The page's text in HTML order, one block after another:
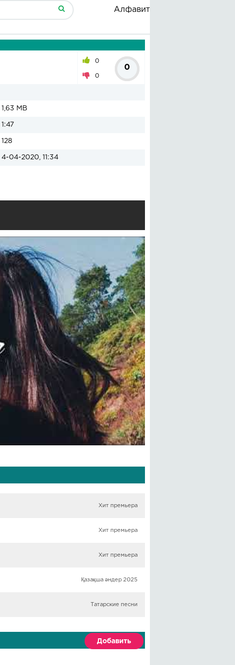
Алфавит
0
0
0
1,63 MB
1:47
128
4-04-2020, 11:34
Хит премьера
Хит премьера
Хит премьера
Қазақша әндер 2025
Татарские песни
Добавить